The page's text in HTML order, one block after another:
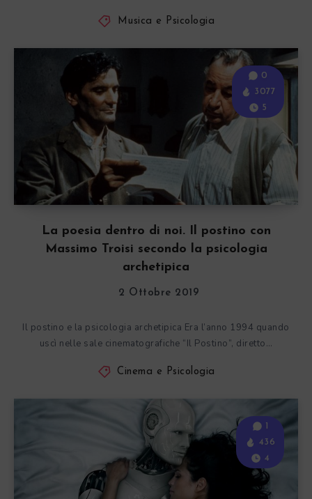
Musica e Psicologia
La poesia dentro di noi. Il postino con
Massimo Troisi secondo la psicologia
archetipica
0
3077
5
2 Ottobre 2019
Il postino e la psicologia archetipica Era l’anno 1994 quando
uscì nelle sale cinematografiche “Il Postino”, diretto…
Cinema e Psicologia
1
436
4